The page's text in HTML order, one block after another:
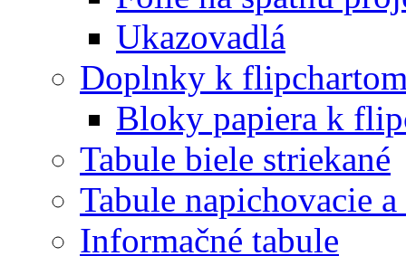
Ukazovadlá
Doplnky k
Bloky papiera k
Tabule biele striekané
Tabule napichovacie
Informačné tabule